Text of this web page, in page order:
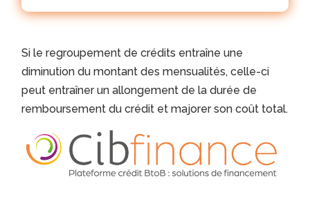
Si le regroupement de crédits entraîne une
diminution du montant des mensualités, celle-ci
peut entraîner un allongement de la durée de
remboursement du crédit et majorer son coût total.